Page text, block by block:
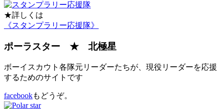
★詳しくは
《スタンプラリー応援隊》
ポーラスター ★ 北極星
ボーイスカウト各隊元リーダーたちが、現役リーダーを応援
するためのサイトです
facebookもどうぞ。